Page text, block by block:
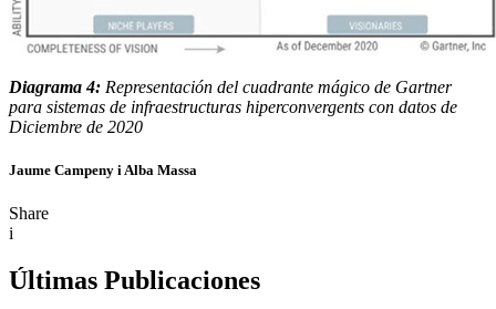
Diagrama 4: Representación del cuadrante mágico de Gartner
para sistemas de infraestructuras hiperconvergents con datos de
Diciembre de 2020
Jaume Campeny i Alba Massa
Share
i
Últimas Publicaciones